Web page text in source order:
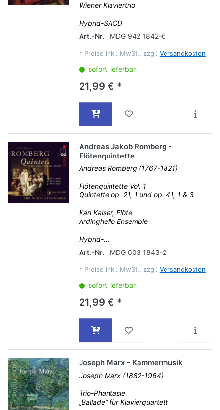
Wiener Klaviertrio
Hybrid-SACD
Art.-Nr.
MDG 942 1842-6
* Preise inkl. MwSt., zzgl. Versandkosten
sofort lieferbar
21,99 € *
Andreas Jakob Romberg -
Flötenquintette
Andreas Romberg (1767-1821)
Flötenquintette Vol. 1
Quintette op. 21, 1 und op. 41, 1 & 3
Karl Kaiser, Flöte
Ardinghello Ensemble
Hybrid-...
Art.-Nr.
MDG 603 1843-2
* Preise inkl. MwSt., zzgl. Versandkosten
sofort lieferbar
21,99 € *
Joseph Marx - Kammermusik
Joseph Marx (1882-1964)
Trio-Phantasie
„Ballade“ für Klavierquartett